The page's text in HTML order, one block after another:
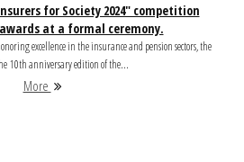
for Society 2024" competition
at a formal ceremony.
excellence in the insurance and pension sectors, the
10th anniversary edition of the...
More